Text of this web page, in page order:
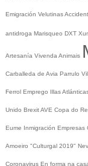
Emigración Velutinas
antidroga Marisqueo DXT
Artesanía Vivenda Animais
Carballeda de Avia Parrulo
Ferrol Emprego Illas
Unido BrexitAVE Copa do
Eume Inmigración Empresas
Amoeiro "Culturgal 2019"
Coronavirus En forma na